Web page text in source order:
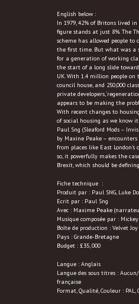
English below :
In 1979, 42% of Britons lived
figure stands at just 8%. The
scheme has allowed people to
the first time. But what was a
for a generation of working
the start of a long slide
UK. With 1.4 million people
council house, and 250,000
private developers,
appears to be making the
With recent changes to
of social housing as we know
Paul Sng (Sleaford Mods –
by Maxine Peake –
from places like East London’s
so, it powerfully makes the
Brexit, which should be
Fiche technique :
Produit par : Paul SNG, Luke
Ecrit par : Paul Sng
Avec : Maxime Peake
Musique composée par : Mickey
Boîte de production : Velvet
Pays : Grande-Bretagne
Budget : £35, 000
Langue : Anglais
Langue des sous titres :
française
Format, Qualité, Couleur : PAL,